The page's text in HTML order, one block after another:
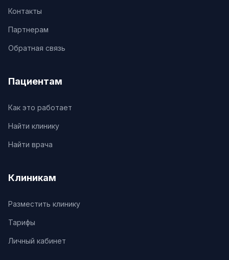
Контакты
Партнерам
Обратная связь
Пациентам
Как это работает
Найти клинику
Найти врача
Клиникам
Разместить клинику
Тарифы
Личный кабинет